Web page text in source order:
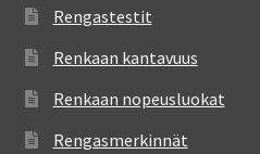
Rengastestit
Renkaan kantavuus
Renkaan nopeusluokat
Rengasmerkinnät